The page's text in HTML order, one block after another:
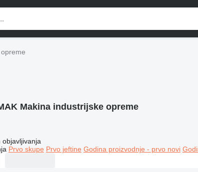
Makina industrijske opreme
objavljivanja
Prvo skupe Prvo jeftine Godina proizvodnje - prvo novi